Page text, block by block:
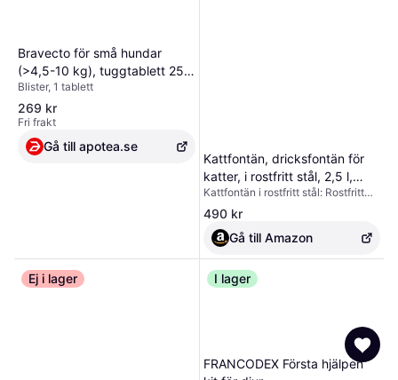
Bravecto för små hundar
(>4,5-10 kg), tuggtablett 250
mg MSD Animal Health, varunr
537888
Blister, 1 tablett
269 kr
Fri frakt
Gå till apotea.se
Kattfontän, dricksfontän för
katter, i rostfritt stål, 2,5 l,
ultralätt vattenfontän för
katter, med aktivt kolfilter,
vattenpump och anti-
torrbrandsfunktion
Kattfontän i rostfritt stål: Rostfritt
stål är ett bra material för
kattfontäner och är
högtemperaturbeständigt,
korrosionsbeständigt,
oxidationsbeständigt och hållbart.
Fontäner i plast kan däremot inte
steriliseras vid hög temperatur.
luktar dåligt, och kan till och med
orsaka infektion på kattens haka.
Kattfontänen är tillverkad av
livsmedelsklassat rostfritt stål,
490 kr
Gå till Amazon
Ej i lager I lager
FRANCODEX Första hjälpen